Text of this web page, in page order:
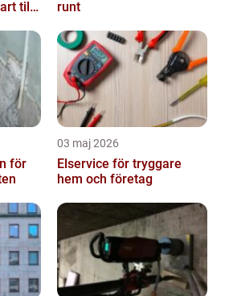
till
runt
03 maj 2026
Elservice för tryggare
hem och företag